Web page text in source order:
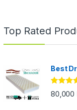
Top Rated
Best
5.00/ 5
80,000